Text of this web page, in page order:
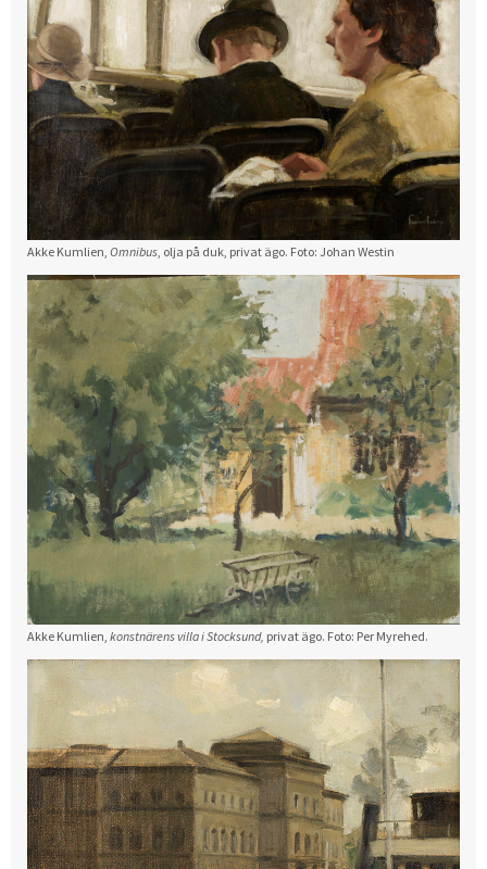
Akke Kumlien, Omnibus , olja på duk, privat ägo. Foto: Johan Westin
Akke Kumlien, konstnärens villa i Stocksund, privat ägo. Foto: Per Myrehed.